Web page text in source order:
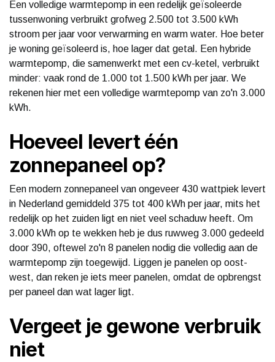
Een volledige warmtepomp in een redelijk geïsoleerde
tussenwoning verbruikt grofweg 2.500 tot 3.500 kWh
stroom per jaar voor verwarming en warm water. Hoe beter
je woning geïsoleerd is, hoe lager dat getal. Een hybride
warmtepomp, die samenwerkt met een cv-ketel, verbruikt
minder: vaak rond de 1.000 tot 1.500 kWh per jaar. We
rekenen hier met een volledige warmtepomp van zo'n 3.000
kWh.
Hoeveel levert één
zonnepaneel op?
Een modern zonnepaneel van ongeveer 430 wattpiek levert
in Nederland gemiddeld 375 tot 400 kWh per jaar, mits het
redelijk op het zuiden ligt en niet veel schaduw heeft. Om
3.000 kWh op te wekken heb je dus ruwweg 3.000 gedeeld
door 390, oftewel zo'n 8 panelen nodig die volledig aan de
warmtepomp zijn toegewijd. Liggen je panelen op oost-
west, dan reken je iets meer panelen, omdat de opbrengst
per paneel dan wat lager ligt.
Vergeet je gewone verbruik
niet